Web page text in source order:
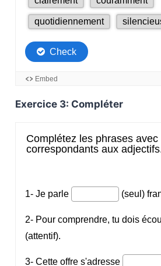
Exercice 3: Compléter